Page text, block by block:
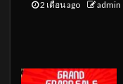
2 เดือน ago admin